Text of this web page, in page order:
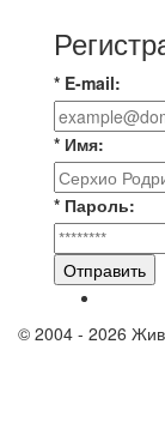
* E-mail:
* Имя:
* Пароль:
Отправить
© 2004 - 2026